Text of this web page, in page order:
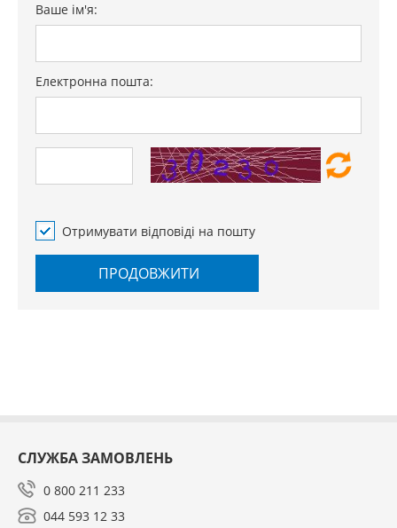
Ваше ім'я:
Електронна пошта:
Отримувати відповіді на пошту
ПРОДОВЖИТИ
СЛУЖБА ЗАМОВЛЕНЬ
0 800 211 233
044 593 12 33